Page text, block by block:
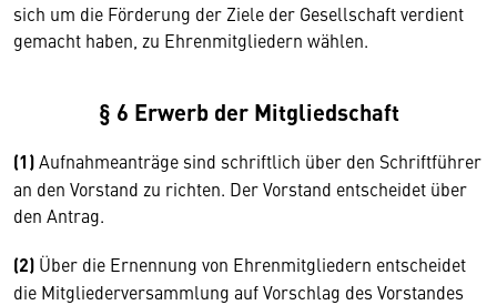
sich um die Förderung der Ziele der Gesellschaft verdient
gemacht haben, zu Ehrenmitgliedern wählen.
§ 6 Erwerb der Mitgliedschaft
(1)Aufnahmeanträge sind schriftlich über den Schriftführer
an den Vorstand zu richten. Der Vorstand entscheidet über
den Antrag.
(2) Über die Ernennung von Ehrenmitgliedern entscheidet
die Mitgliederversammlung auf Vorschlag des Vorstandes